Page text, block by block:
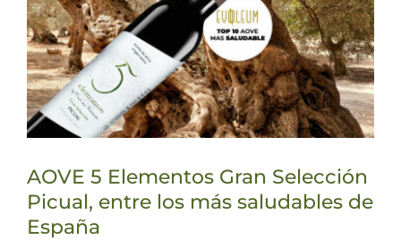
AOVE 5 Elementos Gran Selección
Picual, entre los más saludables de
España